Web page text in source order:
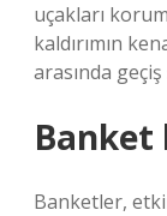
uçakları
kaldırımın
arasında
Banket
Banketler,